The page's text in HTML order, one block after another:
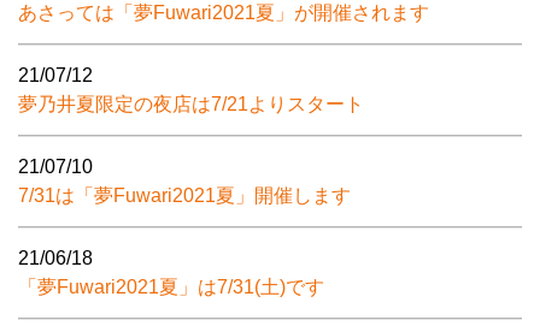
あさっては「夢Fuwari2021夏」が開催されます
21/07/12
夢乃井夏限定の夜店は7/21よりスタート
21/07/10
7/31は「夢Fuwari2021夏」開催します
21/06/18
「夢Fuwari2021夏」は7/31(土)です